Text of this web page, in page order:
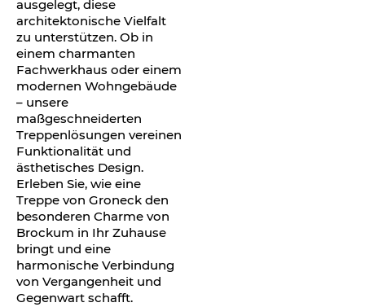
ausgelegt, diese
architektonische Vielfalt
zu unterstützen. Ob in
einem charmanten
Fachwerkhaus oder einem
modernen Wohngebäude
– unsere
maßgeschneiderten
Treppenlösungen vereinen
Funktionalität und
ästhetisches Design.
Erleben Sie, wie eine
Treppe von Groneck den
besonderen Charme von
Brockum in Ihr Zuhause
bringt und eine
harmonische Verbindung
von Vergangenheit und
Gegenwart schafft.